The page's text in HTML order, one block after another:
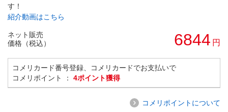
す！
紹介動画はこちら
ネット販売
価格（税込）
6844 円
コメリカード番号登録、コメリカードでお支払いで
コメリポイント ： 4ポイント獲得
コメリポイントについて